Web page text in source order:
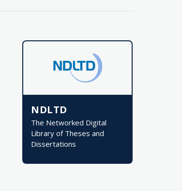
NDLTD
The Networked Digital
Library of Theses and
Dissertations